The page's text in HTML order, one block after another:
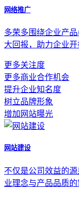
网络推广
多荣多围绕企业产
大回报，助力企业
更多关注度
更多商业合作机会
提升企业知名度
树立品牌形象
增加网站曝光
网站建设
不仅是公司效益的
业理念与产品品质